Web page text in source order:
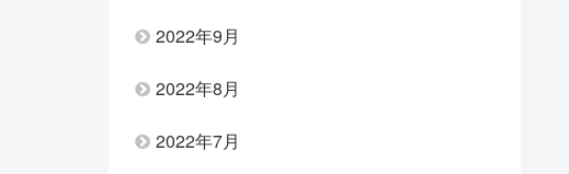
2022年9月
2022年8月
2022年7月